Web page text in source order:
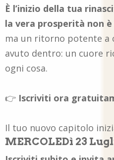
È l’inizio della tua
la vera prosperità non
ma un ritorno potente a
avuto dentro: un cuore
ogni cosa.
👉 Iscriviti ora
Il tuo nuovo capitolo
MERCOLEDì 23